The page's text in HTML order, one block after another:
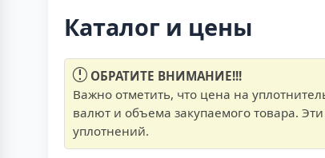
Каталог и цены
ОБРАТИТЕ ВНИМАНИЕ!!!
Важно отметить, что цена на
валют и объема закупаемого товара.
уплотнений.